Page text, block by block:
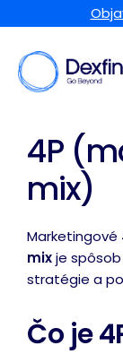
4P
mix)
Marketingové
mixje
stratégie a
Čo je